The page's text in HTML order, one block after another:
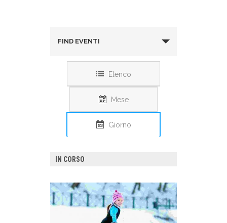
FIND EVENTI
Elenco
Mese
Giorno
IN CORSO